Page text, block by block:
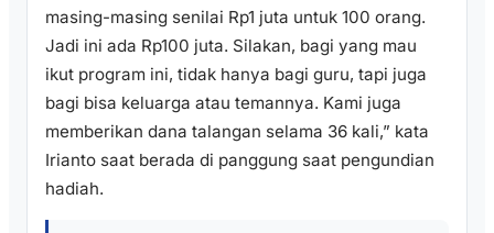
masing-masing senilai Rp1 juta untuk 100 orang.
Jadi ini ada Rp100 juta. Silakan, bagi yang mau
ikut program ini, tidak hanya bagi guru, tapi juga
bagi bisa keluarga atau temannya. Kami juga
memberikan dana talangan selama 36 kali,” kata
Irianto saat berada di panggung saat pengundian
hadiah.